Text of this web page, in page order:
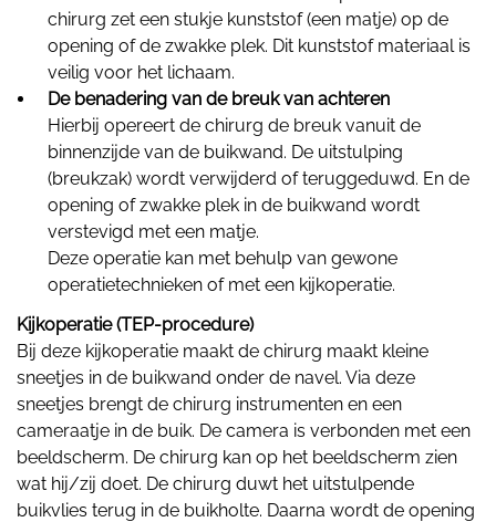
chirurg zet een stukje kunststof (een matje) op de
opening of de zwakke plek. Dit kunststof materiaal is
veilig voor het lichaam.
De benadering van de breuk van achteren
Hierbij opereert de chirurg de breuk vanuit de
binnenzijde van de buikwand. De uitstulping
(breukzak) wordt verwijderd of teruggeduwd. En de
opening of zwakke plek in de buikwand wordt
verstevigd met een matje.
Deze operatie kan met behulp van gewone
operatietechnieken of met een kijkoperatie.
Kijkoperatie (TEP-procedure)
Bij deze kijkoperatie maakt de chirurg maakt kleine
sneetjes in de buikwand onder de navel. Via deze
sneetjes brengt de chirurg instrumenten en een
cameraatje in de buik. De camera is verbonden met een
beeldscherm. De chirurg kan op het beeldscherm zien
wat hij/zij doet. De chirurg duwt het uitstulpende
buikvlies terug in de buikholte. Daarna wordt de opening